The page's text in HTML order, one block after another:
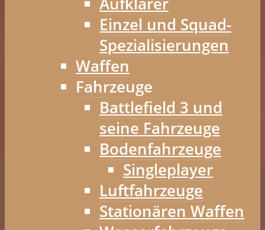
Einzel und Squad-
Spezialisierungen
Waffen
Fahrzeuge
Battlefield 3 und
seine Fahrzeuge
Bodenfahrzeuge
Singleplayer
Luftfahrzeuge
Stationären Waffen